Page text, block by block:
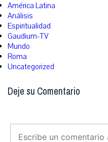
América Latina
Análisis
Espiritualidad
Gaudium-TV
Mundo
Roma
Uncategorized
Deje su Comentario